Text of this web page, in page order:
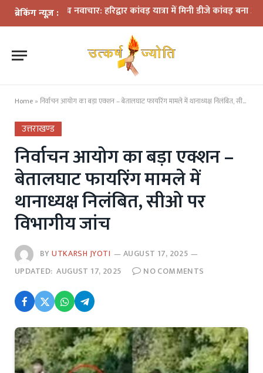
ब्रेकिंग न्यूज़ :
के बीच नवाचार: हरिद्वार कांवड़ यात्रा में मिनी डीजे कांवड़ बना आकर्षण
Home » निर्वाचन आयोग का बड़ा एक्शन – बेतालघाट फायरिंग मामले में थानाध्यक्ष निलंबित, सीओ पर विभागीय जांच
उत्तराखण्ड
निर्वाचन आयोग का बड़ा एक्शन –
बेतालघाट फायरिंग मामले में
थानाध्यक्ष निलंबित, सीओ पर
विभागीय जांच
BYUTKARSH JYOTI
AUGUST 17, 2025
UPDATED: AUGUST 17, 2025 NO COMMENTS